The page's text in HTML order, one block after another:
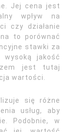
Jej cena jest
wpływ na
czy działanie
to porównać
stawki za
wysoką jakość
jest tutaj
wartości.
się różne
usług, aby
Podobnie, w